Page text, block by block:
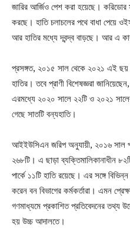
জারির আর্জিও পেশ করা হয়েছে। করিডোর
করছে। হাতি চলাচলের পথে বাধা পেয়ে
আর হাতির মধ্যে দ্বন্দ্ব বাড়ছে। আর এ
প্রসঙ্গত, ২০১৫ সাল থেকে ২০২১ এই ছয়
হাতির। তবে প্রাণী বিশেষজ্ঞরা
এরমধ্যে ২০২০ সালে ২২টি ও ২০২১
গেছে সাতটি বন্যহাতি।
আইইউসিএন জরিপ অনুযায়ী, ২০১৬ সাল
২৬৮টি। এ ছাড়া ব্যক্তিমালিকানাধীন
পার্কে ১১টি হাতি রয়েছে। এর সঙ্গে
করেন বন বিভাগের কর্মকর্তারা। এমন
গণমাধ্যমে প্রকাশিত প্রতিবেদনের তথ্য
হয় উচ্চ আদালতে।